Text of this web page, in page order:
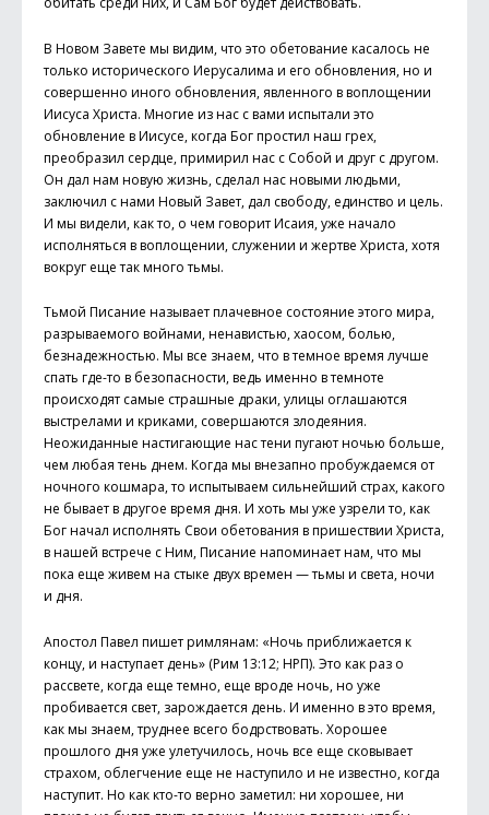
В Новом Завете мы видим, что это обетование касалось не
только исторического Иерусалима и его обновления, но и
совершенно иного обновления, явленного в воплощении
Иисуса Христа. Многие из нас с вами испытали это
обновление в Иисусе, когда Бог простил наш грех,
преобразил сердце, примирил нас с Собой и друг с другом.
Он дал нам новую жизнь, сделал нас новыми людьми,
заключил с нами Новый Завет, дал свободу, единство и цель.
И мы видели, как то, о чем говорит Исаия, уже начало
исполняться в воплощении, служении и жертве Христа, хотя
вокруг еще так много тьмы.
Тьмой Писание называет плачевное состояние этого мира,
разрываемого войнами, ненавистью, хаосом, болью,
безнадежностью. Мы все знаем, что в темное время лучше
спать где-то в безопасности, ведь именно в темноте
происходят самые страшные драки, улицы оглашаются
выстрелами и криками, совершаются злодеяния.
Неожиданные настигающие нас тени пугают ночью больше,
чем любая тень днем. Когда мы внезапно пробуждаемся от
ночного кошмара, то испытываем сильнейший страх, какого
не бывает в другое время дня. И хоть мы уже узрели то, как
Бог начал исполнять Свои обетования в пришествии Христа,
в нашей встрече с Ним, Писание напоминает нам, что мы
пока еще живем на стыке двух времен — тьмы и света, ночи
и дня.
Апостол Павел пишет римлянам: «Ночь приближается к
концу, и наступает день» (Рим 13:12; НРП). Это как раз о
рассвете, когда еще темно, еще вроде ночь, но уже
пробивается свет, зарождается день. И именно в это время,
как мы знаем, труднее всего бодрствовать. Хорошее
прошлого дня уже улетучилось, ночь все еще сковывает
страхом, облегчение еще не наступило и не известно, когда
наступит. Но как кто-то верно заметил: ни хорошее, ни